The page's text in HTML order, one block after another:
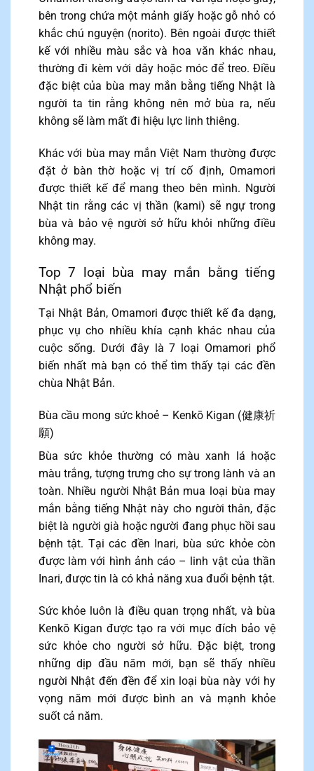
bên trong chứa một mảnh giấy hoặc gỗ nhỏ có
khắc chú nguyện (norito). Bên ngoài được thiết
kế với nhiều màu sắc và hoa văn khác nhau,
thường đi kèm với dây hoặc móc để treo. Điều
đặc biệt của bùa may mắn bằng tiếng Nhật là
người ta tin rằng không nên mở bùa ra, nếu
không sẽ làm mất đi hiệu lực linh thiêng.
Khác với bùa may mắn Việt Nam thường được
đặt ở bàn thờ hoặc vị trí cố định, Omamori
được thiết kế để mang theo bên mình. Người
Nhật tin rằng các vị thần (kami) sẽ ngự trong
bùa và bảo vệ người sở hữu khỏi những điều
không may.
Top 7 loại bùa may mắn bằng tiếng
Nhật phổ biến
Tại Nhật Bản, Omamori được thiết kế đa dạng,
phục vụ cho nhiều khía cạnh khác nhau của
cuộc sống. Dưới đây là 7 loại Omamori phổ
biến nhất mà bạn có thể tìm thấy tại các đền
chùa Nhật Bản.
Bùa cầu mong sức khoẻ – Kenkō Kigan (健康祈
願)
Bùa sức khỏe thường có màu xanh lá hoặc
màu trắng, tượng trưng cho sự trong lành và an
toàn. Nhiều người Nhật Bản mua loại bùa may
mắn bằng tiếng Nhật này cho người thân, đặc
biệt là người già hoặc người đang phục hồi sau
bệnh tật. Tại các đền Inari, bùa sức khỏe còn
được làm với hình ảnh cáo – linh vật của thần
Inari, được tin là có khả năng xua đuổi bệnh tật.
Sức khỏe luôn là điều quan trọng nhất, và bùa
Kenkō Kigan được tạo ra với mục đích bảo vệ
sức khỏe cho người sở hữu. Đặc biệt, trong
những dịp đầu năm mới, bạn sẽ thấy nhiều
người Nhật đến đền để xin loại bùa này với hy
vọng năm mới được bình an và mạnh khỏe
suốt cả năm.